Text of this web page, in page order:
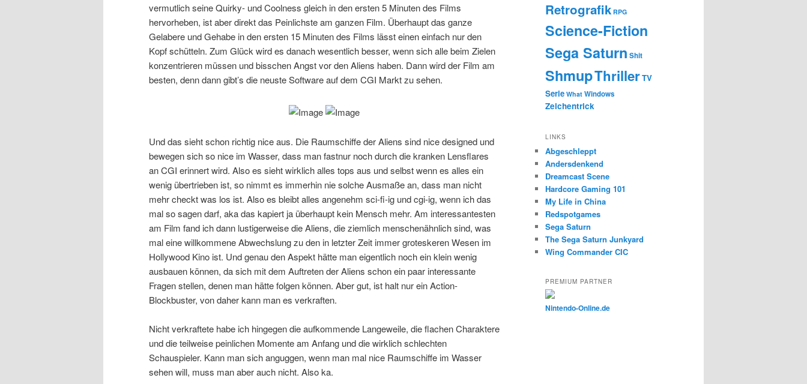
vermutlich seine Quirky- und Coolness gleich in den ersten 5 Minuten des Films
hervorheben, ist aber direkt das Peinlichste am ganzen Film. Überhaupt das ganze
Gelabere und Gehabe in den ersten 15 Minuten des Films lässt einen einfach nur den
Kopf schütteln. Zum Glück wird es danach wesentlich besser, wenn sich alle beim Zielen
konzentrieren müssen und bisschen Angst vor den Aliens haben. Dann wird der Film am
besten, denn dann gibt’s die neuste Software auf dem CGI Markt zu sehen.
Und das sieht schon richtig nice aus. Die Raumschiffe der Aliens sind nice designed und
bewegen sich so nice im Wasser, dass man fastnur noch durch die kranken Lensflares
an CGI erinnert wird. Also es sieht wirklich alles tops aus und selbst wenn es alles ein
wenig übertrieben ist, so nimmt es immerhin nie solche Ausmaße an, dass man nicht
mehr checkt was los ist. Also es bleibt alles angenehm sci-fi-ig und cgi-ig, wenn ich das
mal so sagen darf, aka das kapiert ja überhaupt kein Mensch mehr. Am interessantesten
am Film fand ich dann lustigerweise die Aliens, die ziemlich menschenähnlich sind, was
mal eine willkommene Abwechslung zu den in letzter Zeit immer groteskeren Wesen im
Hollywood Kino ist. Und genau den Aspekt hätte man eigentlich noch ein klein wenig
ausbauen können, da sich mit dem Auftreten der Aliens schon ein paar interessante
Fragen stellen, denen man hätte folgen können. Aber gut, ist halt nur ein Action-
Blockbuster, von daher kann man es verkraften.
Nicht verkraftete habe ich hingegen die aufkommende Langeweile, die flachen Charaktere
und die teilweise peinlichen Momente am Anfang und die wirklich schlechten
Schauspieler. Kann man sich anguggen, wenn man mal nice Raumschiffe im Wasser
sehen will, muss man aber auch nicht. Also ka.
Retrografik RPG
Science-Fiction
Sega Saturn Shit
ShmupThrillerTV
Serie What Windows
Zeichentrick
LINKS
Abgeschleppt
Andersdenkend
Dreamcast Scene
Hardcore Gaming 101
My Life in China
Redspotgames
Sega Saturn
The Sega Saturn Junkyard
Wing Commander CIC
PREMIUM PARTNER
Nintendo-Online.de